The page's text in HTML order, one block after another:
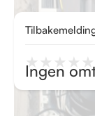
★ ★ ★ ★ ★
Ingen